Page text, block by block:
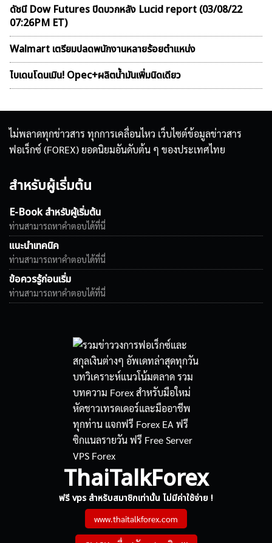
ดัชนี Dow Futures ปิดบวกหลัง Lucid report (03/08/22
07:26PM ET)
Walmart เตรียมปลดพนักงานหลายร้อยตำแหน่ง
ไบเดนโดนเมิน! Opec+ผลิตน้ำมันเพิ่มนิดเดียว
ไม่พลาดทุกข่าวสาร ทุกการเคลื่อนไหว เว็บไซต์ข้อมูลข่าวสาร
ฟอเร็กซ์ (FOREX) ยอดนิยมอันดับต้น ๆ ของประเทศไทย
สำหรับผู้เริ่มต้น
E-Book สำหรับผู้เริ่มต้น
ท่านสามารถหาคำตอบได้ที่นี่
แนะนำเทคนิค
ท่านสามารถหาคำตอบได้ที่นี่
ข้อควรรู้ก่อนเริ่ม
ท่านสามารถหาคำตอบได้ที่นี่
ThaiTalkForex
ฟรี vps สำหรับสมาชิกเท่านั้น ไม่มีค่าใช้จ่าย !
www.thaitalkforex.com